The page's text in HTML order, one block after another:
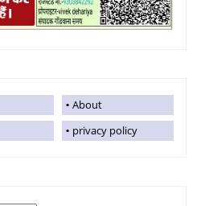
About
privacy policy